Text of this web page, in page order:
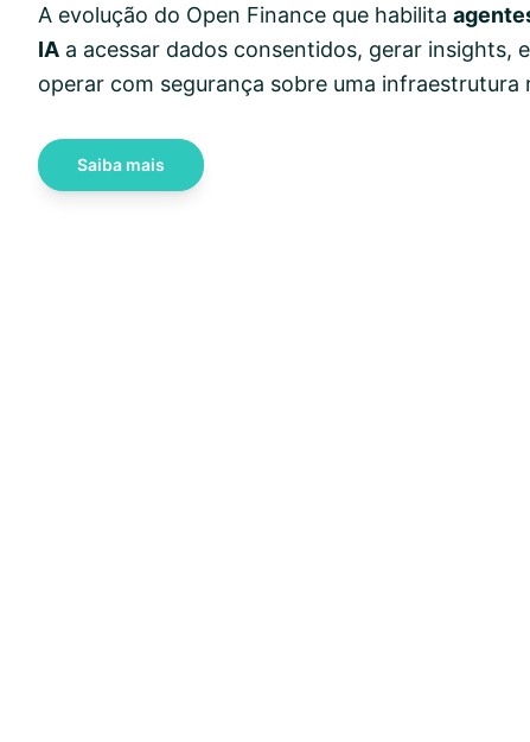
A evolução do Open Finance que habilita
IA a acessar dados consentidos, gerar insights,
operar com segurança sobre uma infraestrutura
Saiba mais